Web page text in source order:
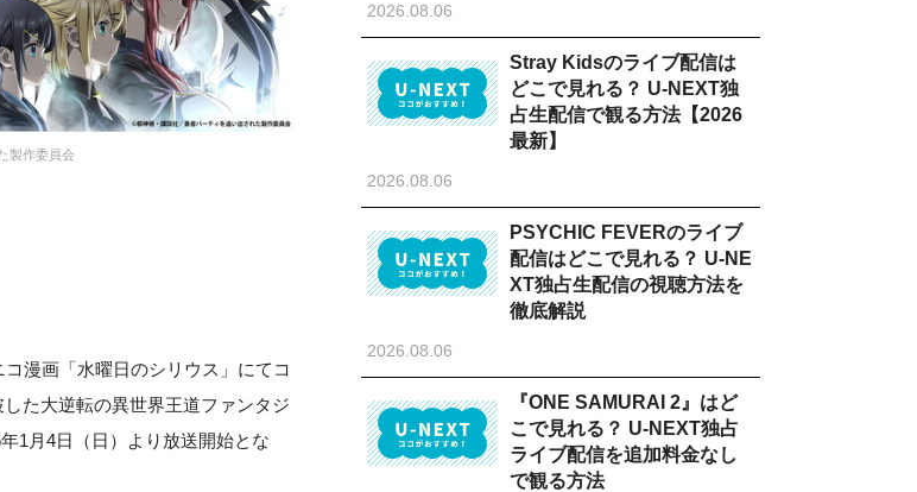
製作委員会
漫画「水曜日のシリウス」にてコ
た大逆転の異世界王道ファンタジ
1月4日（日）より放送開始とな
2026.08.06
Stray Kidsのライブ配信は
どこで見れる？ U-NEXT独
占生配信で観る方法【2026
最新】
2026.08.06
PSYCHIC FEVERのライブ
配信はどこで見れる？ U-NE
XT独占生配信の視聴方法を
徹底解説
2026.08.06
『ONE SAMURAI 2』はど
こで見れる？ U-NEXT独占
ライブ配信を追加料金なし
で観る方法